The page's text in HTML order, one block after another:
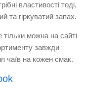
властивості тоді,
та гіркуватий запах.
можна на сайті
завжди
чаїв на кожен смак.